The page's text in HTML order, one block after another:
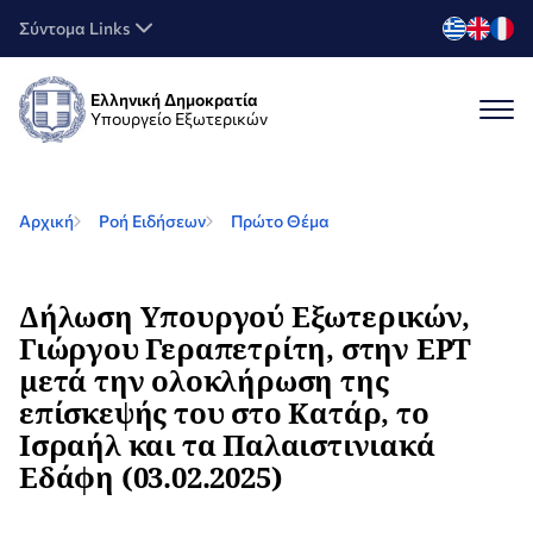
Σύντομα Links
Ελληνική Δημοκρατία
Υπουργείο Εξωτερικών
Αρχική Ροή Ειδήσεων Πρώτο Θέμα
Δήλωση Υπουργού Εξωτερικών,
Γιώργου Γεραπετρίτη, στην ΕΡΤ
μετά την ολοκλήρωση της
επίσκεψής του στο Κατάρ, το
Ισραήλ και τα Παλαιστινιακά
Εδάφη (03.02.2025)